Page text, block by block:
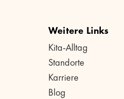
Weitere Links
Kita-Alltag
Standorte
Karriere
Blog